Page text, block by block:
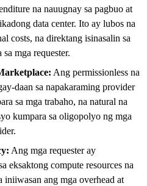
na nauugnay sa pagbuo at
data center. Ito ay lubos na
costs, na direktang isinasalin sa
mga requester.
Ang permissionless na
daan sa napakaraming provider
sa mga trabaho, na natural na
kumpara sa oligopolyo ng mga
Ang mga requester ay
eksaktong compute resources na
ang mga overhead at